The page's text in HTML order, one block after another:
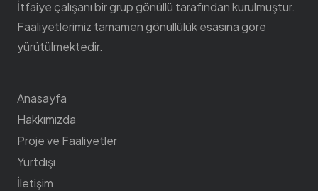
İtfaiye çalışanı bir grup gönüllü tarafından kurulmuştur.
Faaliyetlerimiz tamamen gönüllülük esasına göre
yürütülmektedir.
Anasayfa
Hakkımızda
Proje ve Faaliyetler
Yurtdışı
İletişim